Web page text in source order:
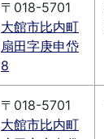
〒018-5701
大館市比内町
扇田字庚申岱
8
〒018-5701
大館市比内町